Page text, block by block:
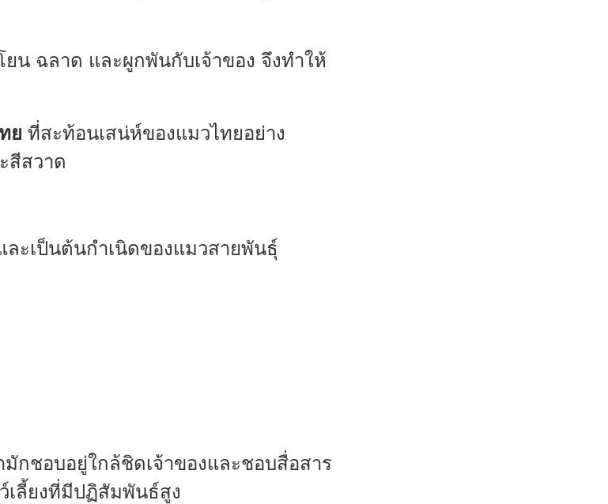
น ฉลาด และผูกพันกับเจ้าของ จึงทำให้
ย ที่สะท้อนเสน่ห์ของแมวไทยอย่าง
สีสวาด
ะเป็นต้นกำเนิดของแมวสายพันธุ์
กชอบอยู่ใกล้ชิดเจ้าของและชอบสื่อสาร
เลี้ยงที่มีปฏิสัมพันธ์สูง